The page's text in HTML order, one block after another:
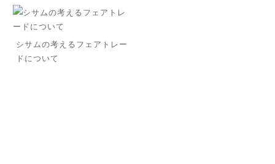
シサムの考えるフェアトレー
ドについて